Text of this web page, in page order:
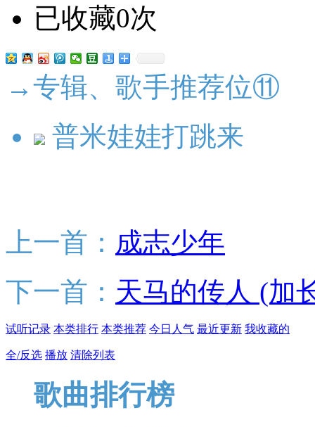
已收藏0次
→专辑、歌手推荐位⑪
普米娃娃打跳来
上一首： 成志少年
下一首： 天马的传人 (加
试听记录 本类排行 本类推荐 今日人气 最近更新 我收藏的
全/反选 播放 清除列表
歌曲排行榜